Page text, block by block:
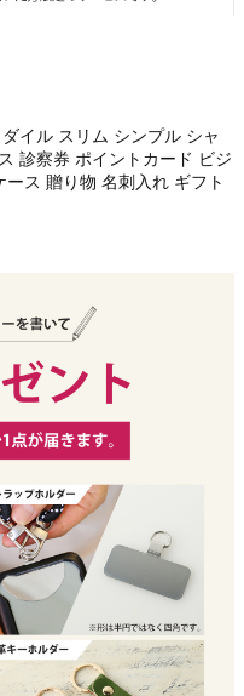
イル スリム シンプル シャ
診察券 ポイントカード ビジ
ス 贈り物 名刺入れ ギフト